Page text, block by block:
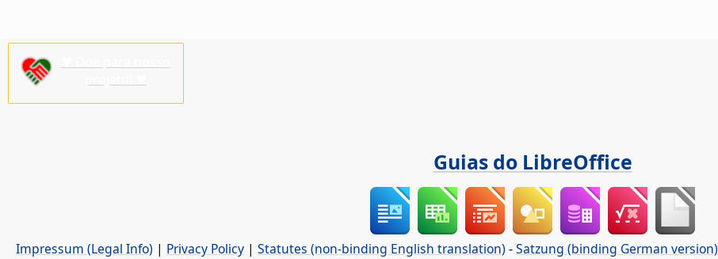
Guias do LibreOffice
Impressum (Legal Info) | Privacy Policy | Statutes (non-binding English translation) -Satzung (binding German version)